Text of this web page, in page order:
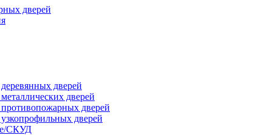
дверей
дверей
дверей
дверей
дверей
СКУД